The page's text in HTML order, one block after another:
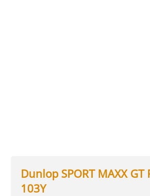
Dunlop SPORT MAXX GT
103Y